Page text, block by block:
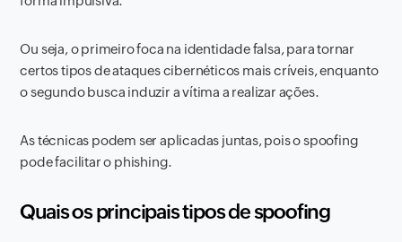
Ou seja, o primeiro foca na identidade falsa, para tornar
certos tipos de ataques cibernéticos mais críveis, enquanto
o segundo busca induzir a vítima a realizar ações.
As técnicas podem ser aplicadas juntas, pois o spoofing
pode facilitar o phishing.
Quais os principais tipos de spoofing